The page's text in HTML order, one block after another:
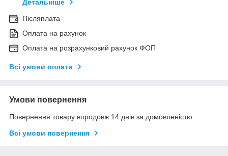
Детальніше
Післяплата
Оплата на рахунок
Оплата на розрахунковий рахунок ФОП
Всі умови оплати
Умови повернення
Повернення товару впродовж 14 днів за домовленістю
Всі умови повернення